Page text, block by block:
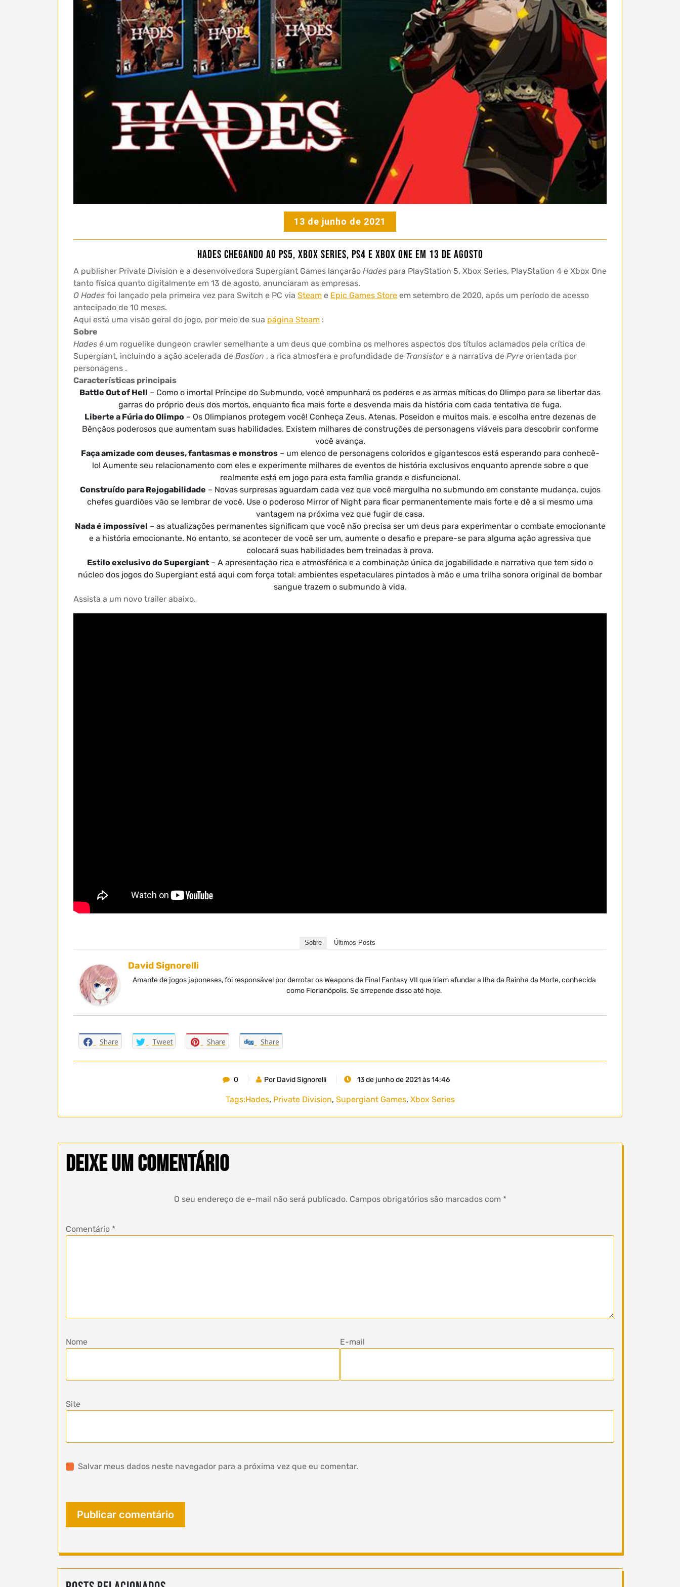
13 de junho de 2021
Hades chegando ao PS5, Xbox Series, PS4 e Xbox One em 13 de agosto
A publisher Private Division e a desenvolvedora Supergiant Games lançarão Hades para PlayStation 5, Xbox Series, PlayStation 4 e Xbox One
tanto física quanto digitalmente em 13 de agosto, anunciaram as empresas.
O Hades foi lançado pela primeira vez para Switch e PC via Steam e Epic Games Store em setembro de 2020, após um período de acesso
antecipado de 10 meses.
Aqui está uma visão geral do jogo, por meio de sua página Steam :
Sobre
Hades é um roguelike dungeon crawler semelhante a um deus que combina os melhores aspectos dos títulos aclamados pela crítica de
Supergiant, incluindo a ação acelerada de Bastion , a rica atmosfera e profundidade de Transistore a narrativa de Pyre orientada por
personagens .
Características principais
Battle Out of Hell – Como o imortal Príncipe do Submundo, você empunhará os poderes e as armas míticas do Olimpo para se libertar das
garras do próprio deus dos mortos, enquanto fica mais forte e desvenda mais da história com cada tentativa de fuga.
Liberte a Fúria do Olimpo– Os Olimpianos protegem você! Conheça Zeus, Atenas, Poseidon e muitos mais, e escolha entre dezenas de
Bênçãos poderosos que aumentam suas habilidades. Existem milhares de construções de personagens viáveis ​​para descobrir conforme
você avança.
Faça amizade com deuses, fantasmas e monstros– um elenco de personagens coloridos e gigantescos está esperando para conhecê-
lo! Aumente seu relacionamento com eles e experimente milhares de eventos de história exclusivos enquanto aprende sobre o que
realmente está em jogo para esta família grande e disfuncional.
Construído para Rejogabilidade – Novas surpresas aguardam cada vez que você mergulha no submundo em constante mudança, cujos
chefes guardiões vão se lembrar de você. Use o poderoso Mirror of Night para ficar permanentemente mais forte e dê a si mesmo uma
vantagem na próxima vez que fugir de casa.
Nada é impossível – as atualizações permanentes significam que você não precisa ser um deus para experimentar o combate emocionante
e a história emocionante. No entanto, se acontecer de você ser um, aumente o desafio e prepare-se para alguma ação agressiva que
colocará suas habilidades bem treinadas à prova.
Estilo exclusivo do Supergiant – A apresentação rica e atmosférica e a combinação única de jogabilidade e narrativa que tem sido o
núcleo dos jogos do Supergiant está aqui com força total: ambientes espetaculares pintados à mão e uma trilha sonora original de bombar
sangue trazem o submundo à vida.
Assista a um novo trailer abaixo.
Sobre Últimos Posts
David Signorelli
Amante de jogos japoneses, foi responsável por derrotar os Weapons de Final Fantasy VII que iriam afundar a Ilha da Rainha da Morte, conhecida
como Florianópolis. Se arrepende disso até hoje.
Share Tweet Share Share
0 Por David Signorelli 13 de junho de 2021 às 14:46
Tags:Hades, Private Division, Supergiant Games, Xbox Series
Deixe um comentário
O seu endereço de e-mail não será publicado. Campos obrigatórios são marcados com *
Comentário *
Nome E-mail
Site
Salvar meus dados neste navegador para a próxima vez que eu comentar.